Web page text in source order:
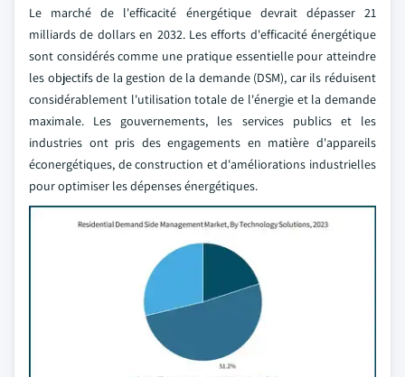
Le marché de l'efficacité énergétique devrait dépasser 21
milliards de dollars en 2032. Les efforts d'efficacité énergétique
sont considérés comme une pratique essentielle pour atteindre
les objectifs de la gestion de la demande (DSM), car ils réduisent
considérablement l'utilisation totale de l'énergie et la demande
maximale. Les gouvernements, les services publics et les
industries ont pris des engagements en matière d'appareils
éconergétiques, de construction et d'améliorations industrielles
pour optimiser les dépenses énergétiques.